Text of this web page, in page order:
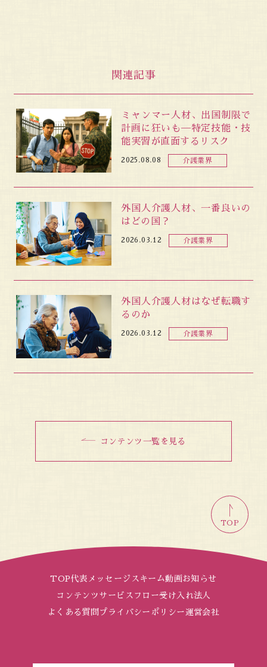
関連記事
2025.08.08 介護業界
ミャンマー人材、出国制限で
計画に狂いも─特定技能・技
能実習が直面するリスク
2026.03.12 介護業界
外国人介護人材、一番良いの
はどの国？
2026.03.12 介護業界
外国人介護人材はなぜ転職す
るのか
コンテンツ一覧を見る
TOP
TOP代表メッセージ スキーム動画お知らせ
コンテンツ サービスフロー受け入れ法人
よくある質問 プライバシーポリシー運営会社